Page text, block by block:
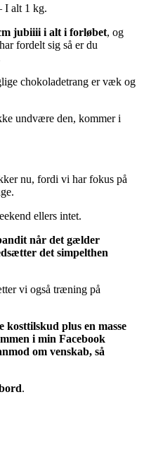
I alt 1 kg.
jubiiii i alt i forløbet, og
fordelt sig så er du
chokoladetrang er væk og
undvære den, kommer i
nu, fordi vi har fokus på
ellers intet.
når det gælder
det simpelthen
vi også træning på
kosttilskud plus en masse
i min Facebook
om venskab, så
.